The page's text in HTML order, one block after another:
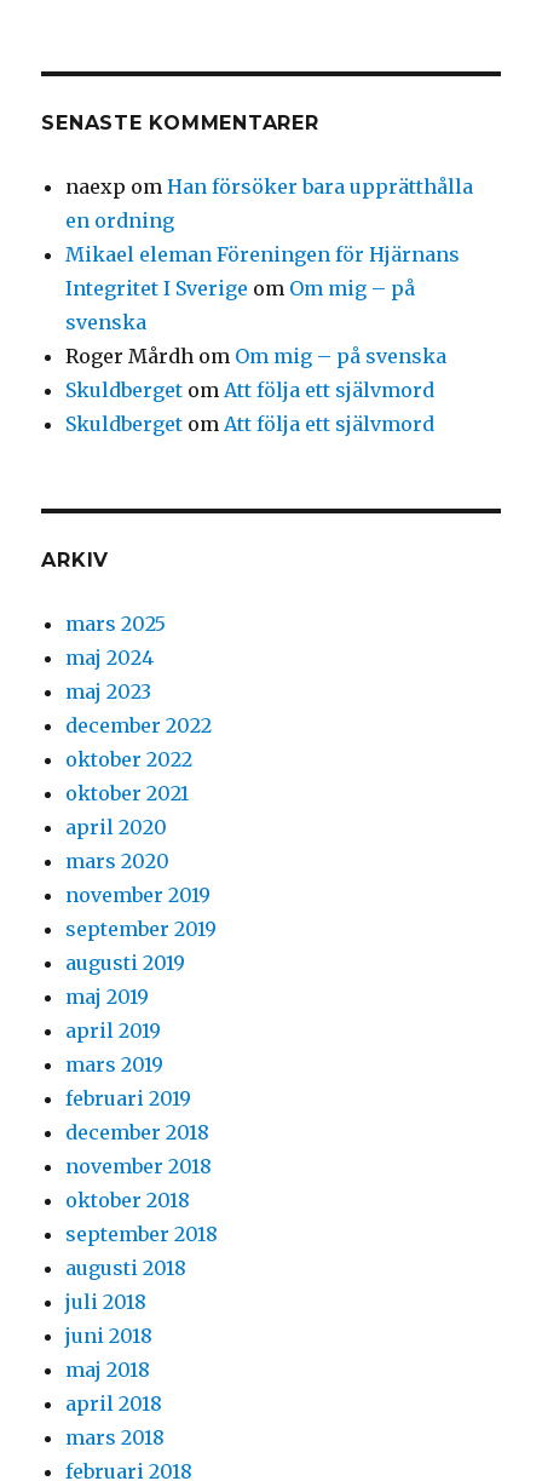
SENASTE KOMMENTARER
naexp omHan försöker bara upprätthålla
en ordning
Mikael eleman Föreningen för Hjärnans
Integritet I Sverige om Om mig – på
svenska
Roger Mårdh om Om mig – på svenska
Skuldberget omAtt följa ett självmord
Skuldberget omAtt följa ett självmord
ARKIV
mars 2025
maj 2024
maj 2023
december 2022
oktober 2022
oktober 2021
april 2020
mars 2020
november 2019
september 2019
augusti 2019
maj 2019
april 2019
mars 2019
februari 2019
december 2018
november 2018
oktober 2018
september 2018
augusti 2018
juli 2018
juni 2018
maj 2018
april 2018
mars 2018
februari 2018